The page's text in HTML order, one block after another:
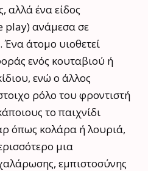
αλλά ένα είδος
play) ανάμεσα σε
Ένα άτομο υιοθετεί
ενός κουταβιού ή
ενώ ο άλλος
ρόλο του φροντιστή
το παιχνίδι
όπως κολάρα ή λουριά,
μια
εμπιστοσύνης